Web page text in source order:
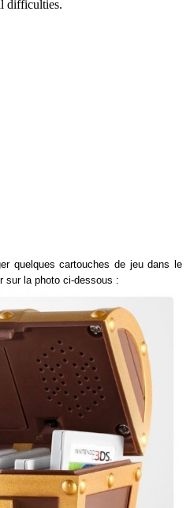
quelques cartouches de jeu dans le
sur la photo ci-dessous :